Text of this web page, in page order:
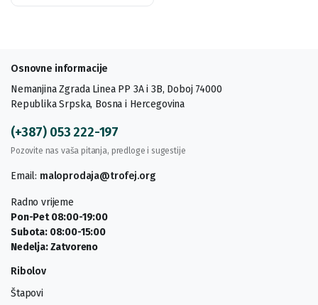
Osnovne informacije
Nemanjina Zgrada Linea PP 3A i 3B, Doboj 74000
Republika Srpska, Bosna i Hercegovina
(+387) 053 222-197
Pozovite nas vaša pitanja, predloge i sugestije
Email: maloprodaja@trofej.org
Radno vrijeme
Pon-Pet 08:00-19:00
Subota: 08:00-15:00
Nedelja: Zatvoreno
Ribolov
Štapovi